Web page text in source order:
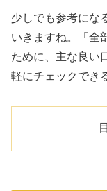
少しでも参考にな
いきますね。「全
ために、主な良い
軽にチェックでき